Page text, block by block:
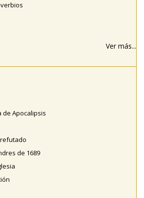
Ver más...
Apocalipsis
de 1689